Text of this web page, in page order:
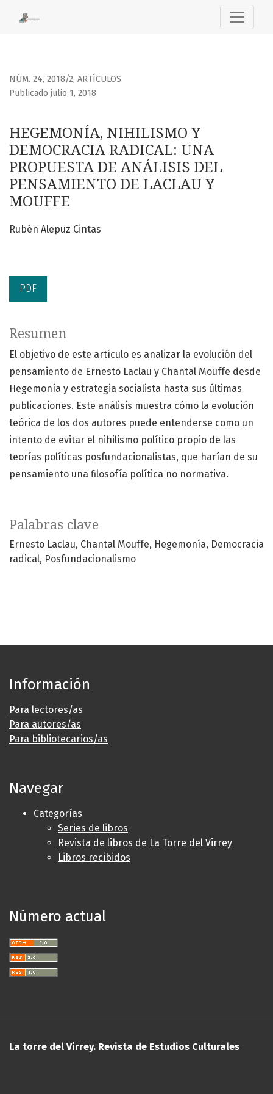
HEGEMONÍA, NIHILISMO Y DEMOCRACIA RADICAL: UNA
NÚM. 24, 2018/2, ARTÍCULOS
HEGEMONÍA, NIHILISMO Y
DEMOCRACIA RADICAL: UNA
PROPUESTA DE ANÁLISIS DEL
PENSAMIENTO DE LACLAU Y
MOUFFE
Publicado julio 1, 2018
Rubén Alepuz Cintas
PDF
Palabras clave
Ernesto Laclau Chantal Mouffe Hegemonía
Democracia
radical Posfundacionalismo
Resumen
El objetivo de este artículo es analizar la evolución del
pensamiento de Ernesto Laclau y Chantal Mouffe desde
Hegemonía y estrategia socialista hasta sus últimas
publicaciones. Este análisis muestra cómo la evolución
teórica de los dos autores puede entenderse como un
intento de evitar el nihilismo político propio de las
teorías políticas posfundacionalistas, que harían de su
pensamiento una filosofía política no normativa.
Información
Para lectores/as
Para autores/as
Para bibliotecarios/as
Navegar
Categorías
Series de libros
Revista de libros de La Torre del Virrey
Libros recibidos
Número actual
La torre del Virrey. Revista de Estudios Culturales